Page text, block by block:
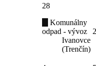
28
Komunálny
odpad - vývoz
Ivanovce
(Trenčín)